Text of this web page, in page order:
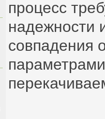
процесс
надежности
совпадения